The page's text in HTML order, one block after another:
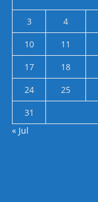
3
4
10
11
17
18
24
25
31
« Jul